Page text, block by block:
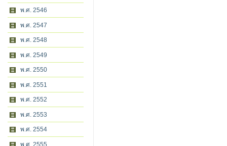
พ.ศ. 2546
พ.ศ. 2547
พ.ศ. 2548
พ.ศ. 2549
พ.ศ. 2550
พ.ศ. 2551
พ.ศ. 2552
พ.ศ. 2553
พ.ศ. 2554
พ.ศ. 2555